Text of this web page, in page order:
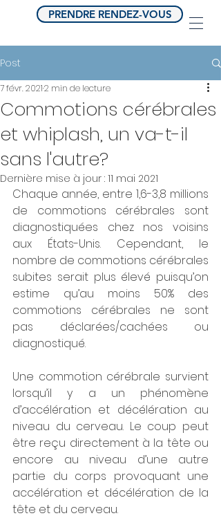
PRENDRE RENDEZ-VOUS
Post
Commotions cérébrales
et whiplash, un va-t-il
sans l'autre?
7 févr. 20212 min de lecture
Dernière mise à jour : 11 mai 2021
Chaque année, entre 1,6-3,8 millions
de commotions cérébrales sont
diagnostiquées chez nos voisins
aux États-Unis. Cependant, le
nombre de commotions cérébrales
subites serait plus élevé puisqu’on
estime qu’au moins 50% des
commotions cérébrales ne sont
pas déclarées/cachées ou
diagnostiqué.
Une commotion cérébrale survient
lorsqu’il y a un phénomène
d’accélération et décélération au
niveau du cerveau. Le coup peut
être reçu directement à la tête ou
encore au niveau d’une autre
partie du corps provoquant une
accélération et décélération de la
tête et du cerveau.